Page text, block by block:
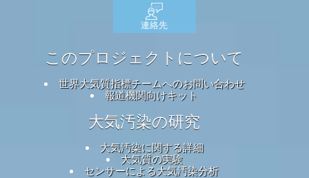
連絡先
このプロジェクトについて
世界大気質指標チームへのお問い合わせ
報道機関向けキット
大気汚染の研究
大気汚染に関する詳細
大気質の実験
センサーによる大気汚染分析